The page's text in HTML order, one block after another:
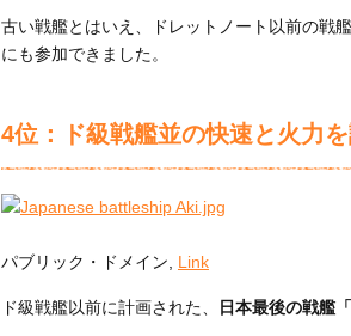
古い戦艦とはいえ、ドレットノート以前の戦
にも参加できました。
4位：ド級戦艦並の快速と火力
パブリック・ドメイン, Link
ド級戦艦以前に計画された、 日本最後の戦艦